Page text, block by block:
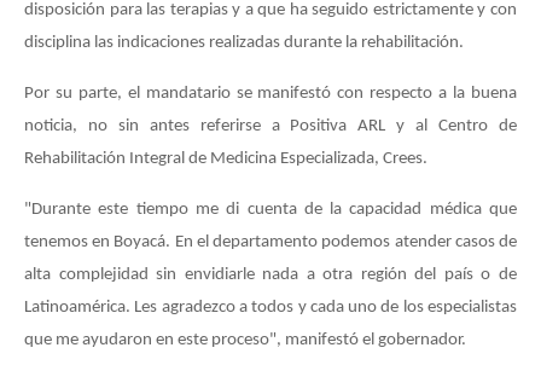
disposición para las terapias y a que ha seguido estrictamente y con
disciplina las indicaciones realizadas durante la rehabilitación.
Por su parte, el mandatario se manifestó con respecto a la buena
noticia, no sin antes referirse a Positiva ARL y al Centro de
Rehabilitación Integral de Medicina Especializada, Crees.
"Durante este tiempo me di cuenta de la capacidad médica que
tenemos en Boyacá. En el departamento podemos atender casos de
alta complejidad sin envidiarle nada a otra región del país o de
Latinoamérica. Les agradezco a todos y cada uno de los especialistas
que me ayudaron en este proceso", manifestó el gobernador.